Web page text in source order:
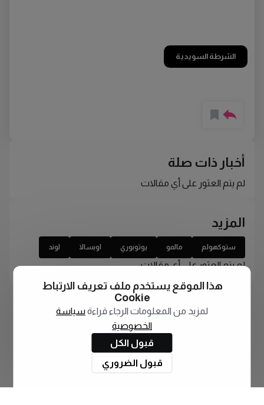
الشرطة السويدية
أخبار ذات صلة
لم يتم العثور على أي مقالات
المزيد
ستوكهولم مالمو يوتوبوري اوبسالا لوند
لم يتم العثور على أي مقالات
هذا الموقع يستخدم ملف تعريف الارتباط
Cookie
لمزيد من المعلومات الرجاء قراءة سياسة
الخصوصية
قبول الكل
قبول الضروري